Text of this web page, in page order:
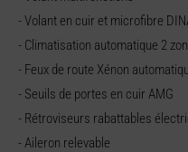
- Volant en cuir et microfibre
- Climatisation automatique 2
- Feux de route Xénon
- Seuils de portes en cuir AMG
- Rétroviseurs rabattables
- Aileron relevable